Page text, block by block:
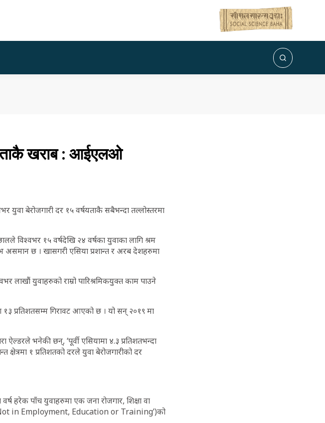
खराब : आईएलओ
युवा बेरोजगारी दर १५ वर्षयताकै सबैभन्दा तल्लोस्तरमा
विश्वभर १५ वर्षदेखि २४ वर्षका युवाका लागि श्रम
छ । खासगरी एसिया प्रशान्त र अरब देशहरुमा
लाखौं युवाहरुको राम्रो पारिश्रमिकयुक्त काम पाउने
१३ प्रतिशतसम्म गिरावट आएको छ । यो सन् २०१९ मा
भनेकी छन्, ‘पूर्वी एसियामा ४.३ प्रतिशतभन्दा
क्षेत्रमा १ प्रतिशतको दरले युवा बेरोजगारीको दर
हरेक पाँच युवाहरुमा एक जना रोजगार, शिक्षा वा
in Employment, Education or Training’)को